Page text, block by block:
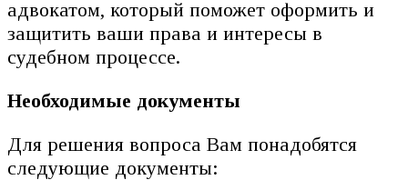
адвокатом, который поможет оформить и
защитить ваши права и интересы в
судебном процессе.
Необходимые документы
Для решения вопроса Вам понадобятся
следующие документы: